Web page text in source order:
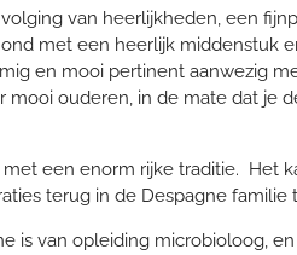
van heerlijkheden, een
met een heerlijk middenstuk
en mooi pertinent aanwezig
mooi ouderen, in de mate dat je
met een enorm rijke traditie. Het
terug in de Despagne familie
is van opleiding microbioloog,